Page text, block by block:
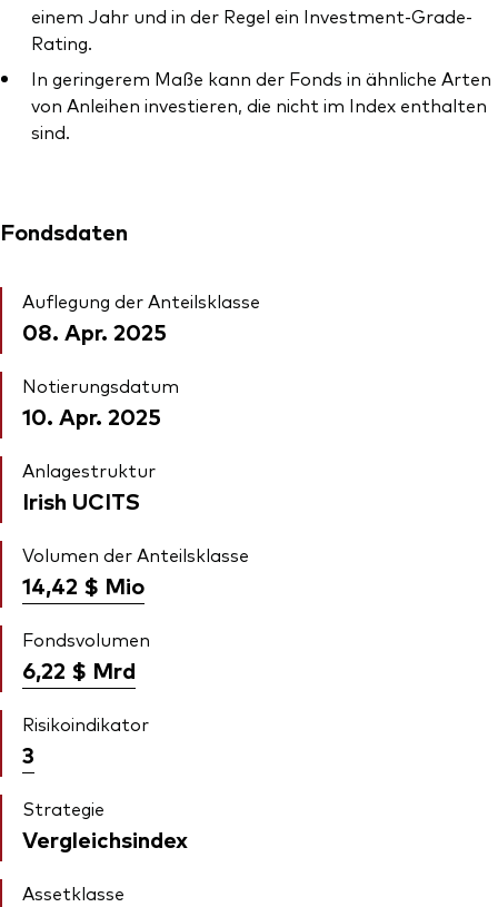
einem Jahr und in der Regel ein Investment-Grade-
Rating.
In geringerem Maße kann der Fonds in ähnliche Arten
von Anleihen investieren, die nicht im Index enthalten
sind.
Fondsdaten
Auflegung der Anteilsklasse
08. Apr. 2025
Notierungsdatum
10. Apr. 2025
Anlagestruktur
Irish UCITS
Volumen der Anteilsklasse
14,42 $ Mio
Fondsvolumen
6,22 $ Mrd
Risikoindikator
3
Strategie
Vergleichsindex
Assetklasse